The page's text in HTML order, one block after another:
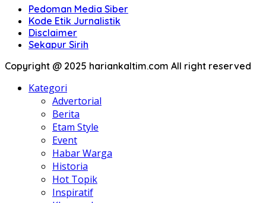
Pedoman Media Siber
Kode Etik Jurnalistik
Disclaimer
Sekapur Sirih
Copyright @ 2025 hariankaltim.com All right reserved
Kategori
Advertorial
Berita
Etam Style
Event
Habar Warga
Historia
Hot Topik
Inspiratif